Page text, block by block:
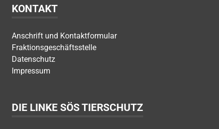
KONTAKT
Anschrift und Kontaktformular
Fraktionsgeschäftsstelle
Datenschutz
Impressum
DIE LINKE SÖS TIERSCHUTZ